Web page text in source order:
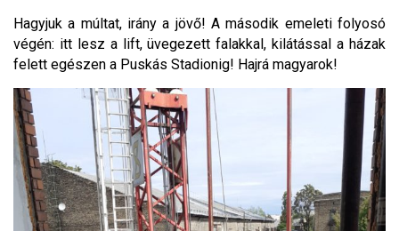
Hagyjuk a múltat, irány a jövő! A második emeleti folyosó
végén: itt lesz a lift, üvegezett falakkal, kilátással a házak
felett egészen a Puskás Stadionig! Hajrá magyarok!